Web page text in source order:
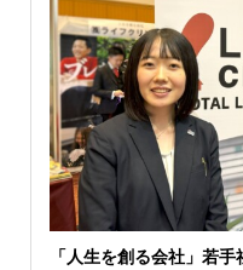
「人生を創る会社」若